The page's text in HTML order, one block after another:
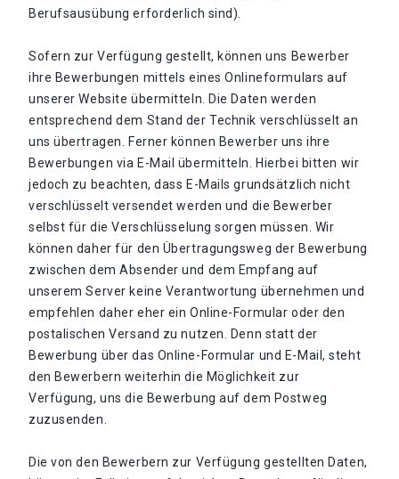
Berufsausübung erforderlich sind).
Sofern zur Verfügung gestellt, können uns Bewerber
ihre Bewerbungen mittels eines Onlineformulars auf
unserer Website übermitteln. Die Daten werden
entsprechend dem Stand der Technik verschlüsselt an
uns übertragen. Ferner können Bewerber uns ihre
Bewerbungen via E-Mail übermitteln. Hierbei bitten wir
jedoch zu beachten, dass E-Mails grundsätzlich nicht
verschlüsselt versendet werden und die Bewerber
selbst für die Verschlüsselung sorgen müssen. Wir
können daher für den Übertragungsweg der Bewerbung
zwischen dem Absender und dem Empfang auf
unserem Server keine Verantwortung übernehmen und
empfehlen daher eher ein Online-Formular oder den
postalischen Versand zu nutzen. Denn statt der
Bewerbung über das Online-Formular und E-Mail, steht
den Bewerbern weiterhin die Möglichkeit zur
Verfügung, uns die Bewerbung auf dem Postweg
zuzusenden.
Die von den Bewerbern zur Verfügung gestellten Daten,